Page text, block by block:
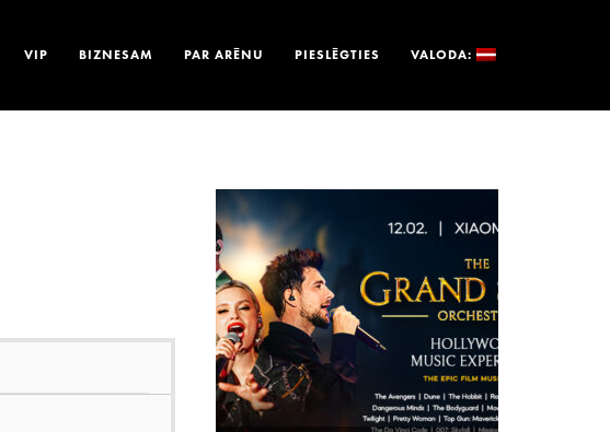
VIP BIZNESAM PAR ARĒNU PIESLĒGTIES VALODA: